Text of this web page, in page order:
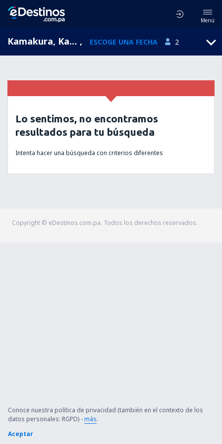
Menú
Kamakura, Kanagawa, Japón , ESCOGE UNA FECHA 2
Lo sentimos, no encontramos
resultados para tu búsqueda
Intenta hacer una búsqueda con criterios diferentes
Copyright © eDestinos.com.pa. Todos los derechos reservados.
Conoce nuestra política de privacidad (también en el contexto de los
datos personales: RGPD) -más.
Aceptar